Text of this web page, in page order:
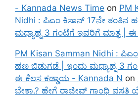
- Kannada News Time on PM
Nidhi : ಪಿಎಂ ಕಿಸಾನ್ 17ನೇ ತಂತಿನ
ಮಧ್ಯಾಹ್ನ 3 ಗಂಟೆಗೆ ಇವರಿಗೆ ಮಾತ್ರ |
PM Kisan Samman Nidhi :
ಹಣ ಬಿಡುಗಡೆ | ಇಂದು ಮಧ್ಯಾಹ್ನ 3
ಈ ಕೆಲಸ ಕಡ್ಡಾಯ - Kannada N on
ಬೇಕಾ.? ಹೇಗೆ ರಾಜೀವ್ ಗಾಂಧಿ